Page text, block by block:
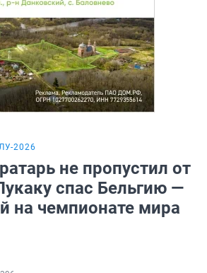
2026
не пропустил от
спас Бельгию —
на чемпионате мира